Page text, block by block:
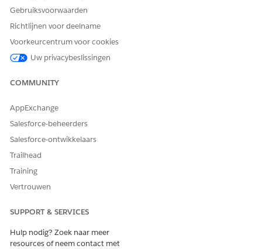
Gebruiksvoorwaarden
Richtlijnen voor deelname
Voorkeurcentrum voor cookies
Uw privacybeslissingen
COMMUNITY
AppExchange
Salesforce-beheerders
Salesforce-ontwikkelaars
Trailhead
Training
Vertrouwen
SUPPORT & SERVICES
Hulp nodig? Zoek naar meer
resources of neem contact met